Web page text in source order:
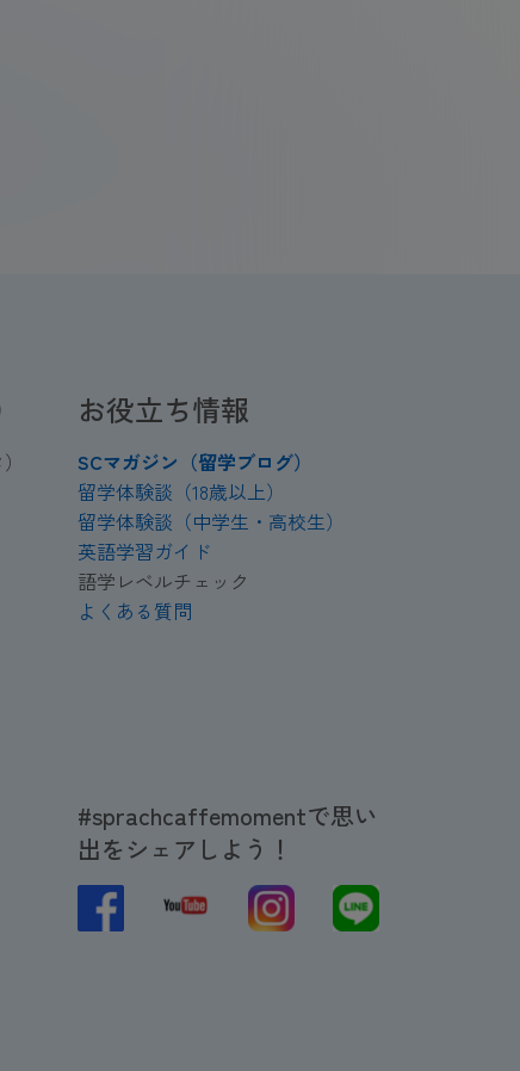
お役立ち情報
SCマガジン（留学ブログ）
留学体験談（18歳以上）
留学体験談（中学生・高校生）
英語学習ガイド
語学レベルチェック
よくある質問
#sprachcaffemomentで思い
出をシェアしよう！